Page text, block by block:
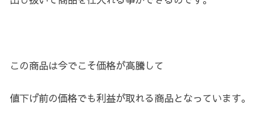
この商品は今でこそ価格が高騰して
値下げ前の価格でも利益が取れる商品となっています。